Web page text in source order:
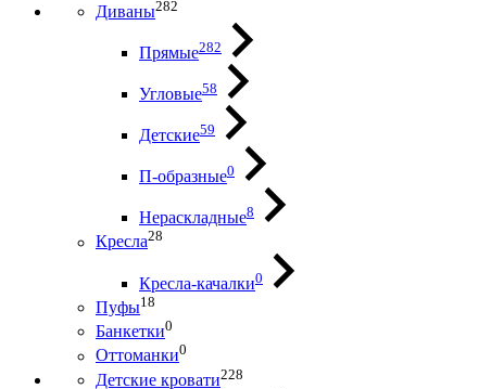
Диваны282
Прямые282
Угловые58
Детские59
П-образные0
Нераскладные8
Кресла28
Кресла-качалки0
Пуфы18
Банкетки0
Оттоманки0
Детские кровати228